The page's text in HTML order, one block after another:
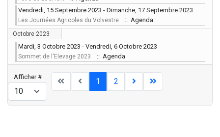
Vendredi, 15 Septembre 2023 - Dimanche, 17 Septembre 2023
Les Journées Agricoles du Volvestre :: Agenda
Octobre 2023
Mardi, 3 Octobre 2023 - Vendredi, 6 Octobre 2023
Sommet de l'Elevage 2023 :: Agenda
Limite de la pagination
Afficher # 1 2